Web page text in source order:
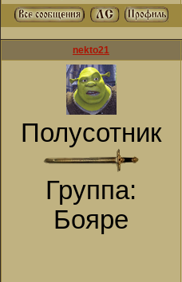
nekto21
Полусотник
Группа:
Бояре